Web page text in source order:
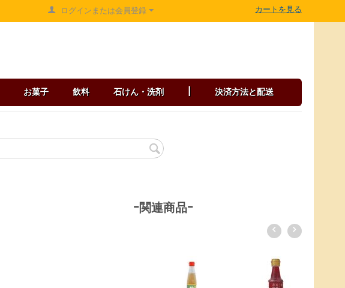
ログインまたは会員登録 カートを見る
お菓子 飲料 石けん・洗剤 決済方法と配送
-関連商品-